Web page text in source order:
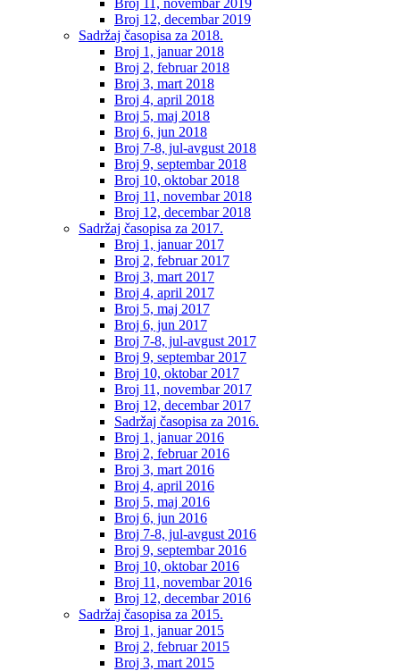
Broj 12, decembar 2019
Sadržaj časopisa za 2018.
Broj 1, januar 2018
Broj 2, februar 2018
Broj 3, mart 2018
Broj 4, april 2018
Broj 5, maj 2018
Broj 6, jun 2018
Broj 7-8, jul-avgust 2018
Broj 9, septembar 2018
Broj 10, oktobar 2018
Broj 11, novembar 2018
Broj 12, decembar 2018
Sadržaj časopisa za 2017.
Broj 1, januar 2017
Broj 2, februar 2017
Broj 3, mart 2017
Broj 4, april 2017
Broj 5, maj 2017
Broj 6, jun 2017
Broj 7-8, jul-avgust 2017
Broj 9, septembar 2017
Broj 10, oktobar 2017
Broj 11, novembar 2017
Broj 12, decembar 2017
Sadržaj časopisa za 2016.
Broj 1, januar 2016
Broj 2, februar 2016
Broj 3, mart 2016
Broj 4, april 2016
Broj 5, maj 2016
Broj 6, jun 2016
Broj 7-8, jul-avgust 2016
Broj 9, septembar 2016
Broj 10, oktobar 2016
Broj 11, novembar 2016
Broj 12, decembar 2016
Sadržaj časopisa za 2015.
Broj 1, januar 2015
Broj 2, februar 2015
Broj 3, mart 2015